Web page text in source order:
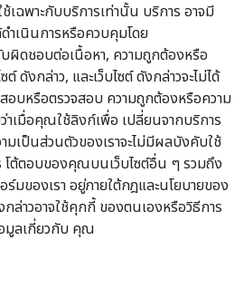
เฉพาะกับบริการเท่านั้น บริการ อาจมี
ำเนินการหรือควบคุมโดย
ผิดชอบต่อเนื้อหา, ความถูกต้องหรือ
ดังกล่าว, และเว็บไซต์ ดังกล่าวจะไม่ได้
อบหรือตรวจสอบ ความถูกต้องหรือความ
าเมื่อคุณใช้ลิงก์เพื่อ เปลี่ยนจากบริการ
มเป็นส่วนตัวของเราจะไม่มีผลบังคับใช้
โต้ตอบของคุณบนเว็บไซต์อื่น ๆ รวมถึง
มของเรา อยู่ภายใต้กฎและนโยบายของ
ล่าวอาจใช้คุกกี้ ของตนเองหรือวิธีการ
มูลเกี่ยวกับ คุณ